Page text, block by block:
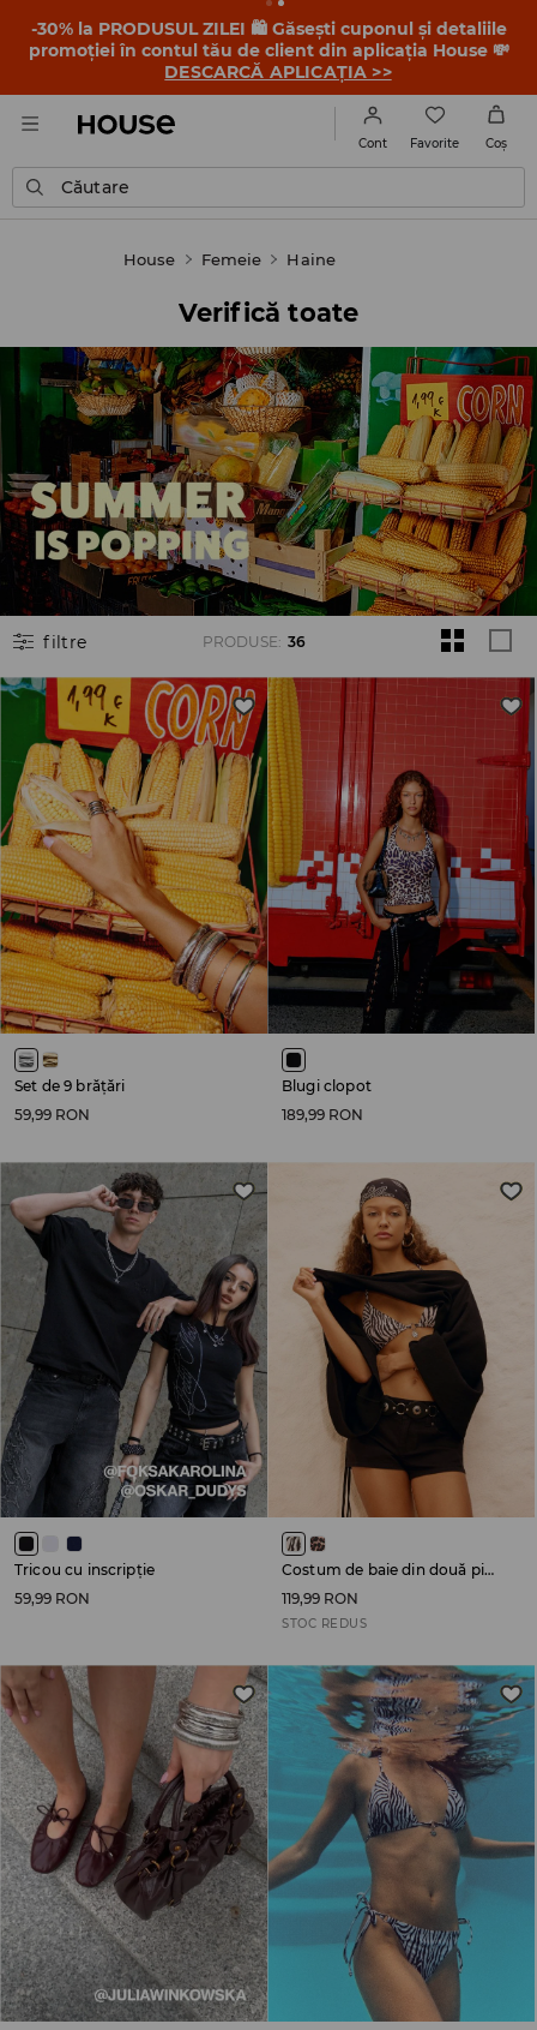
-30% la PRODUSUL ZILEI 🛍️ Găsești cuponul și detaliile
promoției în contul tău de client din aplicația House 💸
DESCARCĂ APLICAȚIA >>
Cont Favorite Coş
Căutare
House Femeie Haine
Verifică toate
filtre PRODUSE: 36
Set de 9 brățări
59,99 RON
Blugi clopot
189,99 RON
Tricou cu inscripție
59,99 RON
Costum de baie din două piese
119,99 RON
STOC REDUS